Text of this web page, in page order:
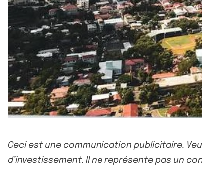
Ceci est une communication publicitaire.
d’investissement. Il ne représente pas un